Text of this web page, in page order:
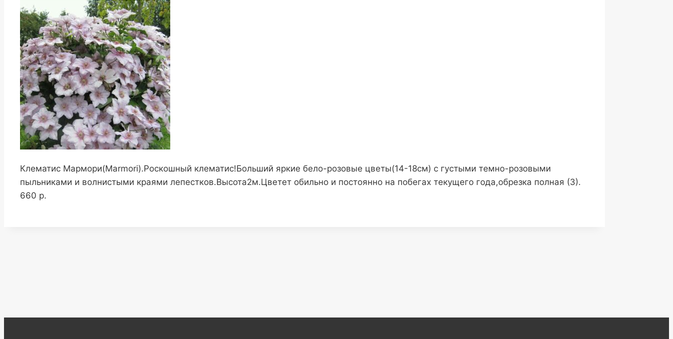
Клематис Мармори(Marmori).Роскошный клематис!Больший яркие бело-розовые цветы(14-18см) с густыми темно-розовыми
пыльниками и волнистыми краями лепестков.Высота2м.Цветет обильно и постоянно на побегах текущего года,обрезка полная (3).
660 р.